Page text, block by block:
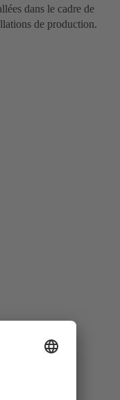
dans le cadre de
de production.